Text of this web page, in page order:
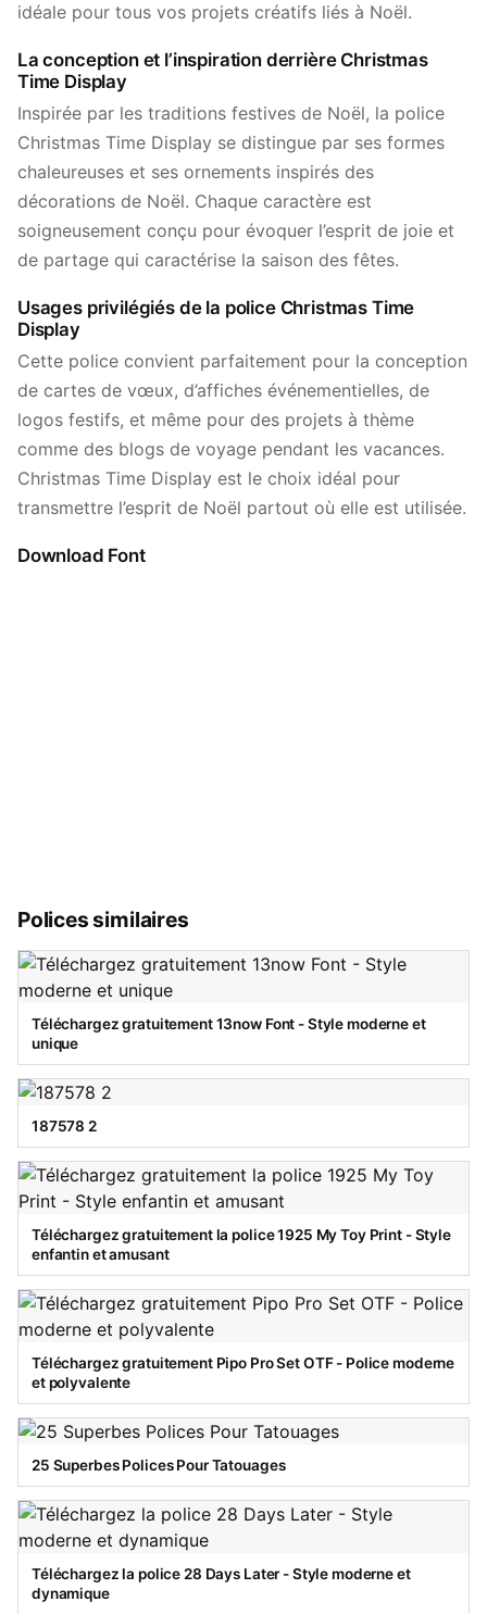
idéale pour tous vos projets créatifs liés à Noël.
La conception et l’inspiration derrière Christmas
Time Display
Inspirée par les traditions festives de Noël, la police
Christmas Time Display se distingue par ses formes
chaleureuses et ses ornements inspirés des
décorations de Noël. Chaque caractère est
soigneusement conçu pour évoquer l’esprit de joie et
de partage qui caractérise la saison des fêtes.
Usages privilégiés de la police Christmas Time
Display
Cette police convient parfaitement pour la conception
de cartes de vœux, d’affiches événementielles, de
logos festifs, et même pour des projets à thème
comme des blogs de voyage pendant les vacances.
Christmas Time Display est le choix idéal pour
transmettre l’esprit de Noël partout où elle est utilisée.
Download Font
Polices similaires
Téléchargez gratuitement 13now Font - Style moderne et
unique
187578 2
Téléchargez gratuitement la police 1925 My Toy Print - Style
enfantin et amusant
Téléchargez gratuitement Pipo Pro Set OTF - Police moderne
et polyvalente
25 Superbes Polices Pour Tatouages
Téléchargez la police 28 Days Later - Style moderne et
dynamique